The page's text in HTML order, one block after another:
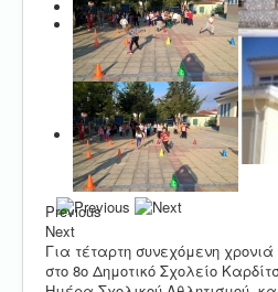
Previous
Next
Για τέταρτη συνεχόμενη
στο 8ο Δημοτικό Σχολείο